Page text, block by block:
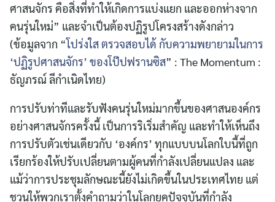
ศาสนจักร คือสิ่งที่ทำให้เกิดการแบ่งแยก และออกห่างจาก
คนรุ่นใหม่” และจำเป็นต้องปฏิรูปโครงสร้างดังกล่าว
(ข้อมูลจาก “โปร่งใส ตรวจสอบได้ กับความพยายามในการ
‘ปฏิรูปศาสนจักร’ ของโป๊ปฟรานซิส” : The Momentum :
ธัญภรณ์ ลีกำเนิดไทย)
การปรับท่าทีและรับฟังคนรุ่นใหม่มากขึ้นของศาสนองค์กร
อย่างศาสนจักรครั้งนี้ เป็นการริเริ่มสำคัญ และทำให้เห็นถึง
การปรับตัวเช่นเดียวกับ ‘องค์กร’ ทุกแบบบนโลกใบนี้ที่ถูก
เรียกร้องให้ปรับเปลี่ยนตามผู้คนที่กำลังเปลี่ยนแปลง และ
แม้ว่าการประชุมลักษณะนี้ยังไม่เกิดขึ้นในประเทศไทย แต่
ชวนให้พวกเราตั้งคำถามว่าในโลกยุคปัจจุบันที่กำลัง